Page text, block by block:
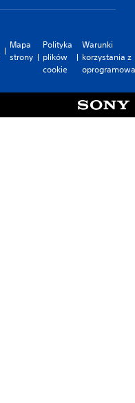
Mapa
strony
Polityka
plików
cookie
Warunki
korzystania z